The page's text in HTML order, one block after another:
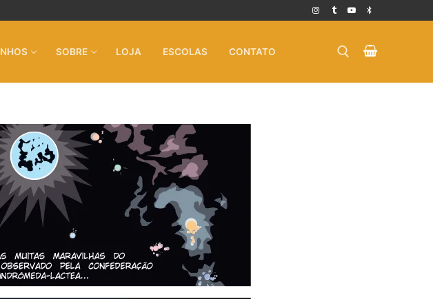
SOBRE LOJA ESCOLAS CONTATO